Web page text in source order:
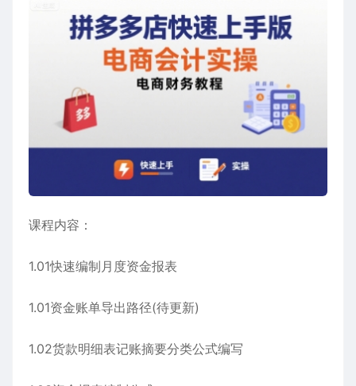
课程内容：
1.01快速编制月度资金报表
1.01资金账单导出路径(待更新)
1.02货款明细表记账摘要分类公式编写